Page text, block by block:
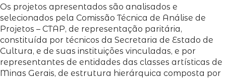
Os projetos apresentados são analisados e
selecionados pela Comissão Técnica de Análise de
Projetos – CTAP, de representação paritária,
constituída por técnicos da Secretaria de Estado de
Cultura, e de suas instituições vinculadas, e por
representantes de entidades das classes artísticas de
Minas Gerais, de estrutura hierárquica composta por